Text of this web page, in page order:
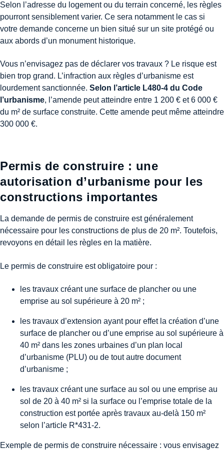
Selon l’adresse du logement ou du terrain concerné, les règles
pourront sensiblement varier. Ce sera notamment le cas si
votre demande concerne un bien situé sur un site protégé ou
aux abords d’un monument historique.
Vous n’envisagez pas de déclarer vos travaux ? Le risque est
bien trop grand. L’infraction aux règles d’urbanisme est
lourdement sanctionnée. Selon l’article L480-4 du Code
l’urbanisme, l’amende peut atteindre entre 1 200 € et 6 000 €
du m² de surface construite. Cette amende peut même atteindre
300 000 €.
Permis de construire : une
autorisation d’urbanisme pour les
constructions importantes
La demande de permis de construire est généralement
nécessaire pour les constructions de plus de 20 m². Toutefois,
revoyons en détail les règles en la matière.
Le permis de construire est obligatoire pour :
les travaux créant une surface de plancher ou une
emprise au sol supérieure à 20 m² ;
les travaux d’extension ayant pour effet la création d’une
surface de plancher ou d’une emprise au sol supérieure à
40 m² dans les zones urbaines d’un plan local
d’urbanisme (PLU) ou de tout autre document
d’urbanisme ;
les travaux créant une surface au sol ou une emprise au
sol de 20 à 40 m² si la surface ou l’emprise totale de la
construction est portée après travaux au-delà 150 m²
selon l’article R*431-2.
Exemple de permis de construire nécessaire : vous envisagez